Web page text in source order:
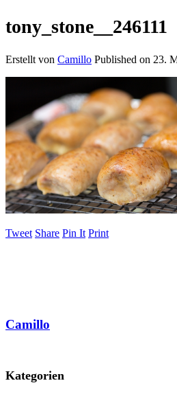
tony_stone__246111
Erstellt von Camillo Published on 23.
Tweet Share Pin It Print
Camillo
Kategorien